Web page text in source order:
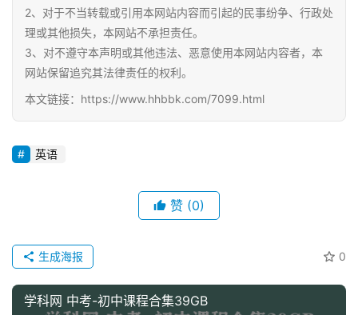
小
学
资
料
体
资
中
资
料
登录 注册
2、对于不当转载或引用本网站内容而引起的民事纷争、行政处
理或其他损失，本网站不承担责任。
3、对不遵守本声明或其他违法、恶意使用本网站内容者，本
网站保留追究其法律责任的权利。
本文链接：https://www.hhbbk.com/7099.html
英语
赞 (0)
0
生成海报
学科网 中考-初中课程合集39GB